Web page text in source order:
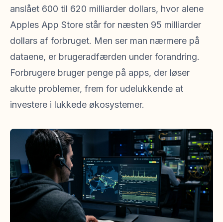
anslået 600 til 620 milliarder dollars, hvor alene
Apples App Store står for næsten 95 milliarder
dollars af forbruget. Men ser man nærmere på
dataene, er brugeradfærden under forandring.
Forbrugere bruger penge på apps, der løser
akutte problemer, frem for udelukkende at
investere i lukkede økosystemer.